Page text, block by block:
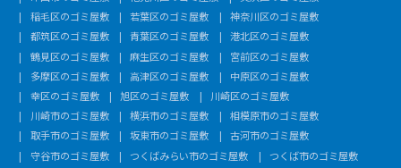
稲毛区のゴミ屋敷
若葉区のゴミ屋敷
神奈川区のゴミ屋敷
都筑区のゴミ屋敷
青葉区のゴミ屋敷
港北区のゴミ屋敷
鶴見区のゴミ屋敷
麻生区のゴミ屋敷
宮前区のゴミ屋敷
多摩区のゴミ屋敷
高津区のゴミ屋敷
中原区のゴミ屋敷
幸区のゴミ屋敷
旭区のゴミ屋敷
川崎区のゴミ屋敷
川崎市のゴミ屋敷
横浜市のゴミ屋敷
相模原市のゴミ屋敷
取手市のゴミ屋敷
坂東市のゴミ屋敷
古河市のゴミ屋敷
守谷市のゴミ屋敷
つくばみらい市のゴミ屋敷
つくば市のゴミ屋敷